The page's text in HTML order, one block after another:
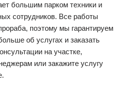
большим парком техники и
сотрудников. Все работы
поэтому мы гарантируем
об услугах и заказать
на участке,
или закажите услугу